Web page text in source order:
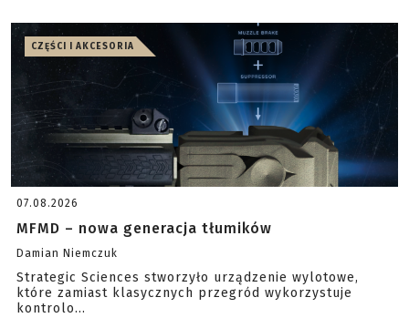
CZĘŚCI I AKCESORIA
07.08.2026
MFMD – nowa generacja tłumików
Damian Niemczuk
Strategic Sciences stworzyło urządzenie wylotowe,
które zamiast klasycznych przegród wykorzystuje
kontrolo...